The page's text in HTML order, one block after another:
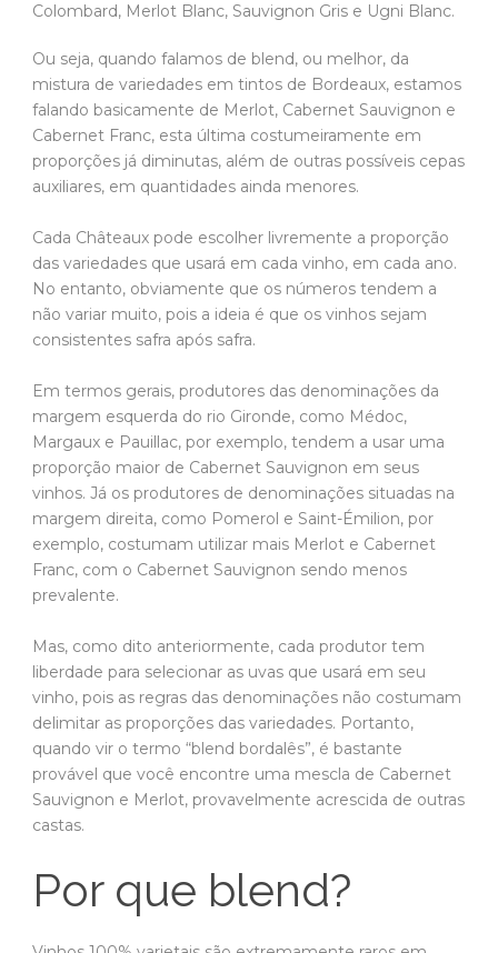
Colombard, Merlot Blanc, Sauvignon Gris e Ugni Blanc.
Ou seja, quando falamos de blend, ou melhor, da
mistura de variedades em tintos de Bordeaux, estamos
falando basicamente de Merlot, Cabernet Sauvignon e
Cabernet Franc, esta última costumeiramente em
proporções já diminutas, além de outras possíveis cepas
auxiliares, em quantidades ainda menores.
Cada Châteaux pode escolher livremente a proporção
das variedades que usará em cada vinho, em cada ano.
No entanto, obviamente que os números tendem a
não variar muito, pois a ideia é que os vinhos sejam
consistentes safra após safra.
Em termos gerais, produtores das denominações da
margem esquerda do rio Gironde, como Médoc,
Margaux e Pauillac, por exemplo, tendem a usar uma
proporção maior de Cabernet Sauvignon em seus
vinhos. Já os produtores de denominações situadas na
margem direita, como Pomerol e Saint-Émilion, por
exemplo, costumam utilizar mais Merlot e Cabernet
Franc, com o Cabernet Sauvignon sendo menos
prevalente.
Mas, como dito anteriormente, cada produtor tem
liberdade para selecionar as uvas que usará em seu
vinho, pois as regras das denominações não costumam
delimitar as proporções das variedades. Portanto,
quando vir o termo “blend bordalês”, é bastante
provável que você encontre uma mescla de Cabernet
Sauvignon e Merlot, provavelmente acrescida de outras
castas.
Por que blend?